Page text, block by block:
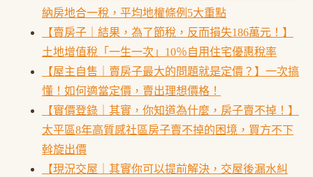
納房地合一稅，平均地權條例5大重點
【賣房子｜結果，為了節稅，反而損失186萬元！】
土地增值稅「一生一次」10％自用住宅優惠稅率
【屋主自售｜賣房子最大的問題就是定價？】一次搞
懂！如何適當定價，賣出理想價格！
【實價登錄｜其實，你知道為什麼，房子賣不掉！】
太平區8年高質感社區房子賣不掉的困境，買方不下
斡旋出價
【現況交屋｜其實你可以提前解決，交屋後漏水糾